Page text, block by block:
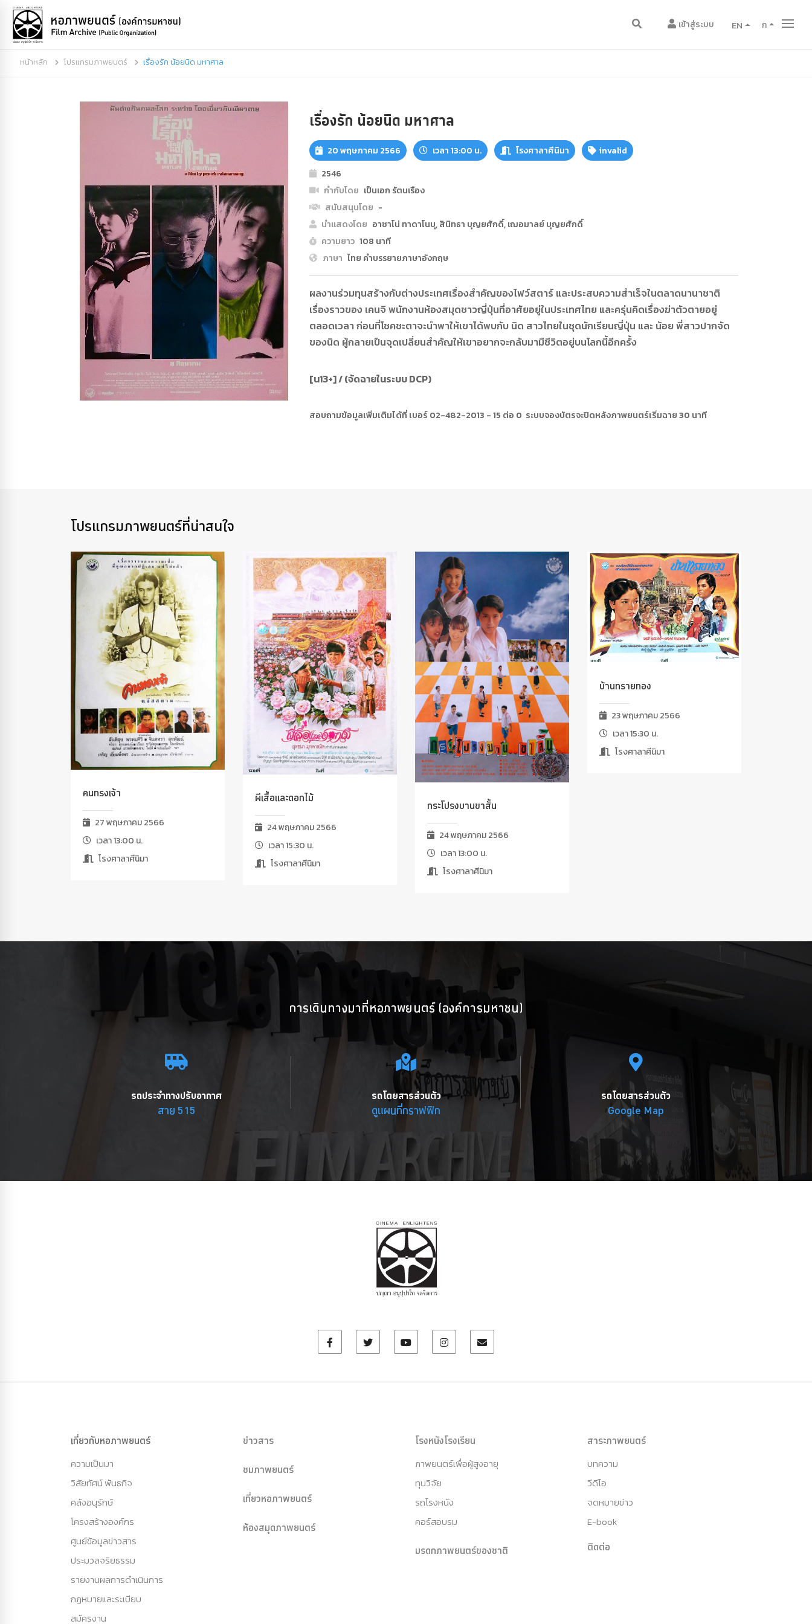
เข้าสู่ระบบ EN ก
หน้าหลัก โปรแกรมภาพยนตร์ เรื่องรัก น้อยนิด มหาศาล
เรื่องรัก น้อยนิด มหาศาล
20 พฤษภาคม 2566 เวลา 13:00 น. โรงศาลาศีนิมา
invalid
2546
กำกับโดย เป็นเอก รัตนเรือง
สนับสนุนโดย -
นำแสดงโดย อาซาโน่ ทาดาโนบุ, สินิทธา บุญยศักดิ์, เฌอมาลย์ บุญยศักดิ์
ความยาว 108 นาที
ภาษา ไทย คำบรรยายภาษาอังกฤษ
ผลงานร่วมทุนสร้างกับต่างประเทศเรื่องสำคัญของไฟว์สตาร์ และประสบความสำเร็จในตลาดนานาชาติ
เรื่องราวของ เคนจิ พนักงานห้องสมุดชาวญี่ปุ่นที่อาศัยอยู่ในประเทศไทย และครุ่นคิดเรื่องฆ่าตัวตายอยู่
ตลอดเวลา ก่อนที่โชคชะตาจะนำพาให้เขาได้พบกับ นิด สาวไทยในชุดนักเรียนญี่ปุ่น และ น้อย พี่สาวปากจัด
ของนิด ผู้กลายเป็นจุดเปลี่ยนสำคัญให้เขาอยากจะกลับมามีชีวิตอยู่บนโลกนี้อีกครั้ง
[น13+] / (จัดฉายในระบบ DCP)
สอบถามข้อมูลเพิ่มเติมได้ที่ เบอร์ 02-482-2013 - 15 ต่อ 0 ระบบจองบัตรจะปิดหลังภาพยนตร์เริ่มฉาย 30 นาที
โปรแกรมภาพยนตร์ที่น่าสนใจ
คนทรงเจ้า
27 พฤษภาคม 2566
เวลา 13:00 น.
โรงศาลาศีนิมา
ผีเสื้อและดอกไม้
24 พฤษภาคม 2566
เวลา 15:30 น.
โรงศาลาศีนิมา
กระโปรงบานขาสั้น
24 พฤษภาคม 2566
เวลา 13:00 น.
โรงศาลาศีนิมา
บ้านทรายทอง
23 พฤษภาคม 2566
เวลา 15:30 น.
โรงศาลาศีนิมา
การเดินทางมาที่หอภาพยนตร์ (องค์การมหาชน)
รถประจำทางปรับอากาศ
สาย 515
รถโดยสารส่วนตัว
ดูแผนที่กราฟฟิก
รถโดยสารส่วนตัว
Google Map
เกี่ยวกับหอภาพยนตร์
ความเป็นมา
วิสัยทัศน์ พันธกิจ
คลังอนุรักษ์
โครงสร้างองค์กร
ศูนย์ข้อมูลข่าวสาร
ประมวลจริยธรรม
รายงานผลการดำเนินการ
กฏหมายและระเบียบ
สมัครงาน
ข่าวสาร
ชมภาพยนตร์
เที่ยวหอภาพยนตร์
ห้องสมุดภาพยนตร์
โรงหนังโรงเรียน
ภาพยนตร์เพื่อผู้สูงอายุ
ทุนวิจัย
รถโรงหนัง
คอร์สอบรม
มรดกภาพยนตร์ของชาติ
สาระภาพยนตร์
บทความ
วีดีโอ
จดหมายข่าว
E-book
ติดต่อ